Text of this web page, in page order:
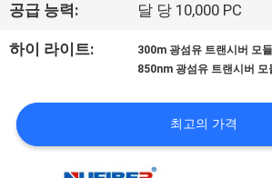
여
행
품
공급 능력: 달 당 10,000 PC
하이 라이트: 300m 광섬유 트랜시버 모듈
850nm 광섬유 트랜시버 모
최고의 가격